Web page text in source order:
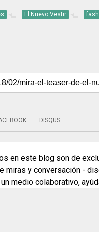
El Nuevo Vestir
: DISQUS
en este blog son de
miras y conversación -
medio colaborativo,